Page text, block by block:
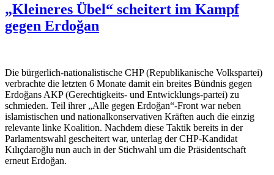
„Kleineres Übel“ scheitert im Kampf
gegen Erdoğan
Die bürgerlich-nationalistische CHP (Republikanische Volkspartei)
verbrachte die letzten 6 Monate damit ein breites Bündnis gegen
Erdoğans AKP (Gerechtigkeits- und Entwicklungs-partei) zu
schmieden. Teil ihrer „Alle gegen Erdoğan“-Front war neben
islamistischen und nationalkonservativen Kräften auch die einzig
relevante linke Koalition. Nachdem diese Taktik bereits in der
Parlamentswahl gescheitert war, unterlag der CHP-Kandidat
Kılıçdaroğlu nun auch in der Stichwahl um die Präsidentschaft
erneut Erdoğan.